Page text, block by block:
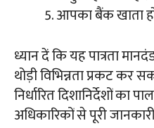
आपका बैंक खाता
ध्यान दें कि यह पात्रता मानदंड
थोड़ी विभिन्नता प्रकट कर
निर्धारित दिशानिर्देशों
अधिकारिकों से पूरी